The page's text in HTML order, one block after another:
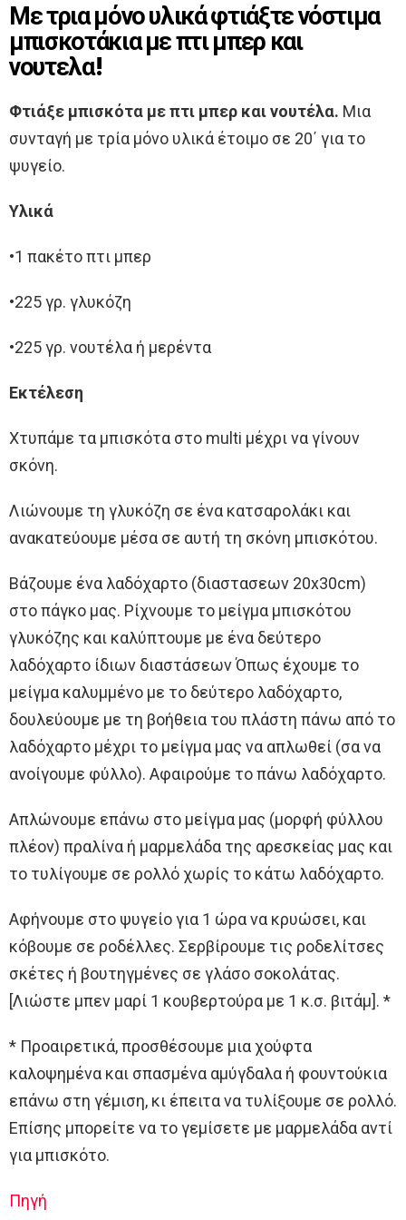
Με τρια μόνο υλικά φτιάξτε νόστιμα
μπισκοτάκια με πτι μπερ και
νουτελα!
Φτιάξε μπισκότα με πτι μπερ και νουτέλα. Μια
συνταγή με τρία μόνο υλικά έτοιμο σε 20΄ για το
ψυγείο.
Υλικά
•1 πακέτο πτι μπερ
•225 γρ. γλυκόζη
•225 γρ. νουτέλα ή μερέντα
Εκτέλεση
Χτυπάμε τα μπισκότα στο multi μέχρι να γίνουν
σκόνη.
Λιώνουμε τη γλυκόζη σε ένα κατσαρολάκι και
ανακατεύουμε μέσα σε αυτή τη σκόνη μπισκότου.
Βάζουμε ένα λαδόχαρτο (διαστασεων 20x30cm)
στο πάγκο μας. Ρίχνουμε το μείγμα μπισκότου
γλυκόζης και καλύπτουμε με ένα δεύτερο
λαδόχαρτο ίδιων διαστάσεων Όπως έχουμε το
μείγμα καλυμμένο με το δεύτερο λαδόχαρτο,
δουλεύουμε με τη βοήθεια του πλάστη πάνω από το
λαδόχαρτο μέχρι το μείγμα μας να απλωθεί (σα να
ανοίγουμε φύλλο). Αφαιρούμε το πάνω λαδόχαρτο.
Απλώνουμε επάνω στο μείγμα μας (μορφή φύλλου
πλέον) πραλίνα ή μαρμελάδα της αρεσκείας μας και
το τυλίγουμε σε ρολλό χωρίς το κάτω λαδόχαρτο.
Αφήνουμε στο ψυγείο για 1 ώρα να κρυώσει, και
κόβουμε σε ροδέλλες. Σερβίρουμε τις ροδελίτσες
σκέτες ή βουτηγμένες σε γλάσο σοκολάτας.
[Λιώστε μπεν μαρί 1 κουβερτούρα με 1 κ.σ. βιτάμ]. *
* Προαιρετικά, προσθέσουμε μια χούφτα
καλοψημένα και σπασμένα αμύγδαλα ή φουντούκια
επάνω στη γέμιση, κι έπειτα να τυλίξουμε σε ρολλό.
Επίσης μπορείτε να το γεμίσετε με μαρμελάδα αντί
για μπισκότο.
Πηγή